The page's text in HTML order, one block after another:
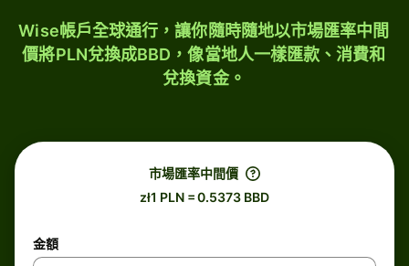
Wise帳戶全球通行，讓你隨時隨地以市場匯率中間
價將PLN兌換成BBD，像當地人一樣匯款、消費和
兌換資金。
市場匯率中間價
zł1 PLN = 0.5373 BBD
金額